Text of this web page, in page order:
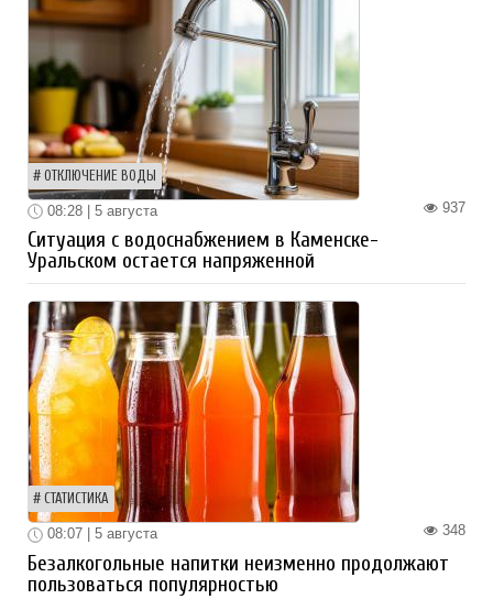
ОТКЛЮЧЕНИЕ ВОДЫ
937
08:28 | 5 августа
Ситуация с водоснабжением в Каменске-
Уральском остается напряженной
СТАТИСТИКА
348
08:07 | 5 августа
Безалкогольные напитки неизменно продолжают
пользоваться популярностью